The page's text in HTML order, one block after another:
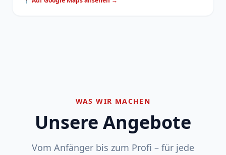
WAS WIR MACHEN
Unsere Angebote
Vom Anfänger bis zum Profi – für jede